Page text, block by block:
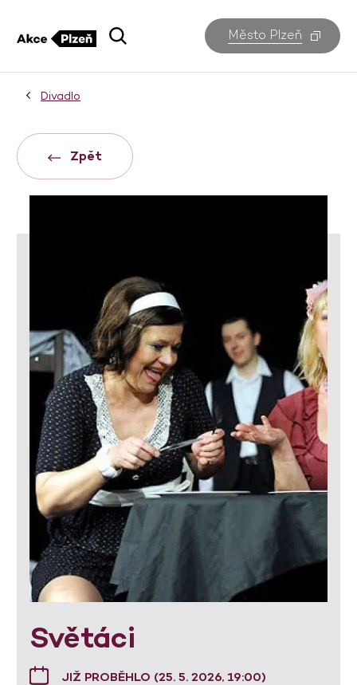
Město Plzeň
Divadlo
Zpět
Světáci
JIŽ PROBĚHLO (25. 5. 2026, 19:00)